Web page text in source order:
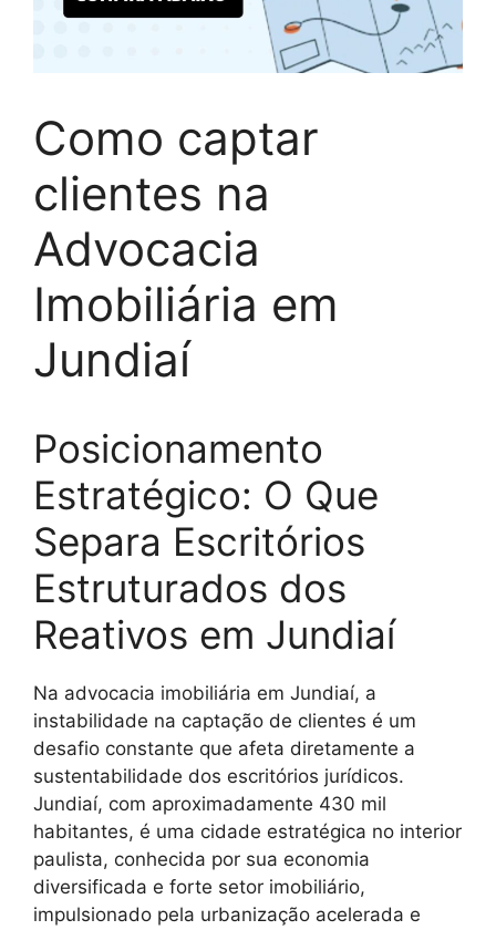
Como captar
clientes na
Advocacia
Imobiliária em
Jundiaí
Posicionamento
Estratégico: O Que
Separa Escritórios
Estruturados dos
Reativos em Jundiaí
Na advocacia imobiliária em Jundiaí, a
instabilidade na captação de clientes é um
desafio constante que afeta diretamente a
sustentabilidade dos escritórios jurídicos.
Jundiaí, com aproximadamente 430 mil
habitantes, é uma cidade estratégica no interior
paulista, conhecida por sua economia
diversificada e forte setor imobiliário,
impulsionado pela urbanização acelerada e